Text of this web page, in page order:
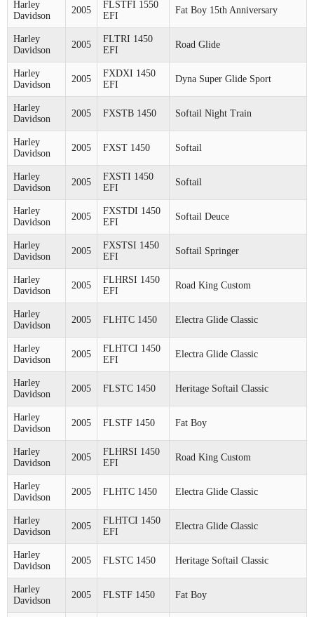
Harley
Davidson
2005
FLSTFI 1550
EFI
Fat Boy 15th Anniversary
Harley
Davidson
2005
FLTRI 1450
EFI
Road Glide
Harley
Davidson
2005
FXDXI 1450
EFI
Dyna Super Glide Sport
Harley
Davidson
2005 FXSTB 1450 Softail Night Train
Harley
Davidson
2005 FXST 1450 Softail
Harley
Davidson
2005
FXSTI 1450
EFI
Softail
Harley
Davidson
2005
FXSTDI 1450
EFI
Softail Deuce
Harley
Davidson
2005
FXSTSI 1450
EFI
Softail Springer
Harley
Davidson
2005
FLHRSI 1450
EFI
Road King Custom
Harley
Davidson
2005 FLHTC 1450 Electra Glide Classic
Harley
Davidson
2005
FLHTCI 1450
EFI
Electra Glide Classic
Harley
Davidson
2005 FLSTC 1450 Heritage Softail Classic
Harley
Davidson
2005 FLSTF 1450 Fat Boy
Harley
Davidson
2005
FLHRSI 1450
EFI
Road King Custom
Harley
Davidson
2005 FLHTC 1450 Electra Glide Classic
Harley
Davidson
2005
FLHTCI 1450
EFI
Electra Glide Classic
Harley
Davidson
2005 FLSTC 1450 Heritage Softail Classic
Harley
Davidson
2005 FLSTF 1450 Fat Boy